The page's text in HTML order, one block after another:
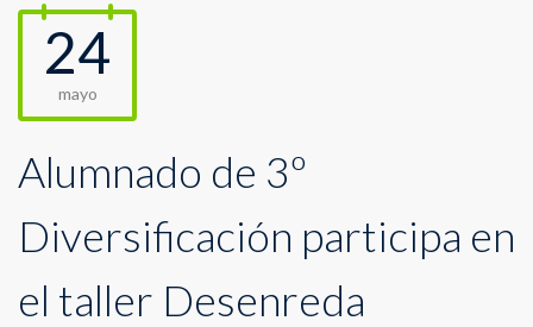
24
mayo
Alumnado de 3º
Diversificación participa en
el taller Desenreda